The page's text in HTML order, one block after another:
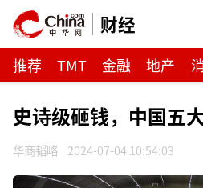
财经
推荐 TMT 金融 地产
史诗级砸钱，中国五
华商韬略 2024-07-04 10:54:03